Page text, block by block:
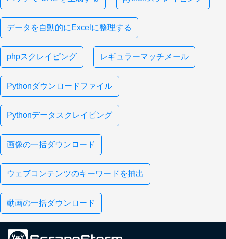
データを自動的にExcelに整理する
phpスクレイピング レギュラーマッチメール
Pythonダウンロードファイル
Pythonデータスクレイピング
画像の一括ダウンロード
ウェブコンテンツのキーワードを抽出
動画の一括ダウンロード